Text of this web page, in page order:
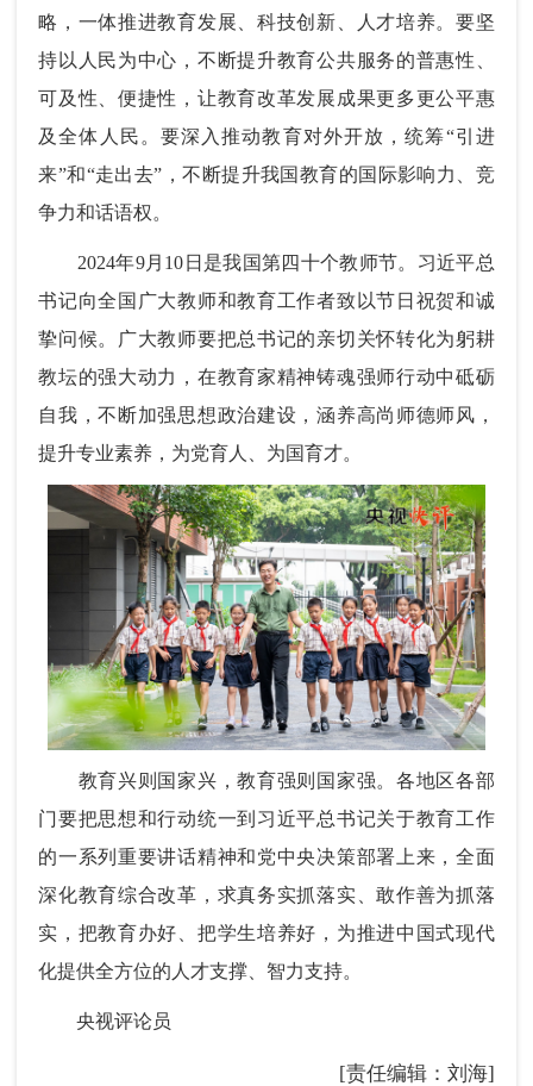
略，一体推进教育发展、科技创新、人才培养。要坚
持以人民为中心，不断提升教育公共服务的普惠性、
可及性、便捷性，让教育改革发展成果更多更公平惠
及全体人民。要深入推动教育对外开放，统筹“引进
来”和“走出去”，不断提升我国教育的国际影响力、竞
争力和话语权。
2024年9月10日是我国第四十个教师节。习近平总
书记向全国广大教师和教育工作者致以节日祝贺和诚
挚问候。广大教师要把总书记的亲切关怀转化为躬耕
教坛的强大动力，在教育家精神铸魂强师行动中砥砺
自我，不断加强思想政治建设，涵养高尚师德师风，
提升专业素养，为党育人、为国育才。
教育兴则国家兴，教育强则国家强。各地区各部
门要把思想和行动统一到习近平总书记关于教育工作
的一系列重要讲话精神和党中央决策部署上来，全面
深化教育综合改革，求真务实抓落实、敢作善为抓落
实，把教育办好、把学生培养好，为推进中国式现代
化提供全方位的人才支撑、智力支持。
央视评论员
[责任编辑：刘海]